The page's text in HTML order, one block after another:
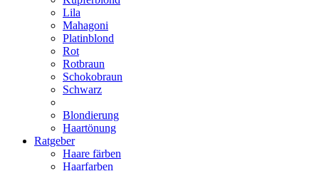
Lila
Mahagoni
Platinblond
Rot
Rotbraun
Schokobraun
Schwarz
Blondierung
Haartönung
Ratgeber
Haare färben
Haarfarben